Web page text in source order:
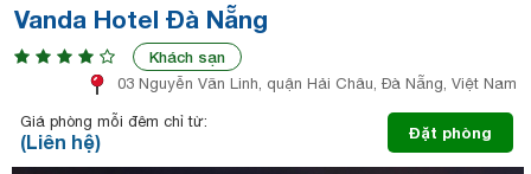
Vanda Hotel Đà Nẵng
Khách sạn
03 Nguyễn Văn Linh, quận Hải Châu, Đà Nẵng, Việt Nam
Giá phòng mỗi đêm chỉ từ:
(Liên hệ) Đặt phòng